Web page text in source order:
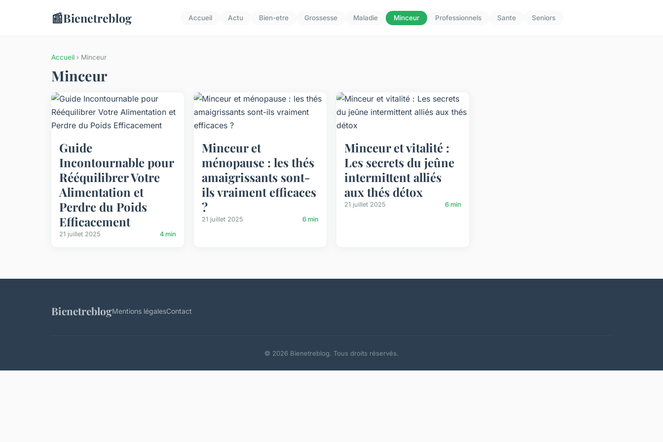
📰Bienetreblog Accueil Actu Bien-etre Grossesse Maladie Minceur Professionnels Sante Seniors
Accueil › Minceur
Minceur
Guide
Incontournable pour
Rééquilibrer Votre
Alimentation et
Perdre du Poids
Efficacement
21 juillet 2025 4 min
Minceur et
ménopause : les thés
amaigrissants sont-
ils vraiment efficaces
?
21 juillet 2025 6 min
Minceur et vitalité :
Les secrets du jeûne
intermittent alliés
aux thés détox
21 juillet 2025 6 min
BienetreblogMentions légalesContact
© 2026 Bienetreblog. Tous droits réservés.